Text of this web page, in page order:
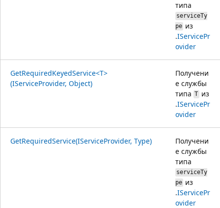
типа
serviceTy
pe из
.IServicePr
ovider
GetRequiredKeyedService<T>
(IServiceProvider, Object)
Получени
е службы
типа Tиз
.IServicePr
ovider
GetRequiredService(IServiceProvider, Type)
Получени
е службы
типа
serviceTy
pe из
.IServicePr
ovider